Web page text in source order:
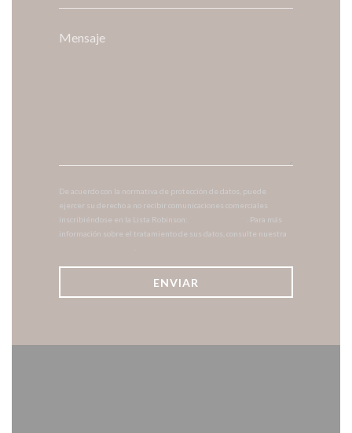
De acuerdo con la normativa de protección de datos, puede
ejercer su derecho a no recibir comunicaciones comerciales
inscribiéndose en la Lista Robinson:
. Para más
información sobre el tratamiento de sus datos, consulte nuestra